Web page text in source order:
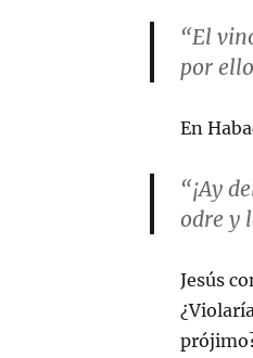
“El
por
En
“¡Ay
odre y
Jesús